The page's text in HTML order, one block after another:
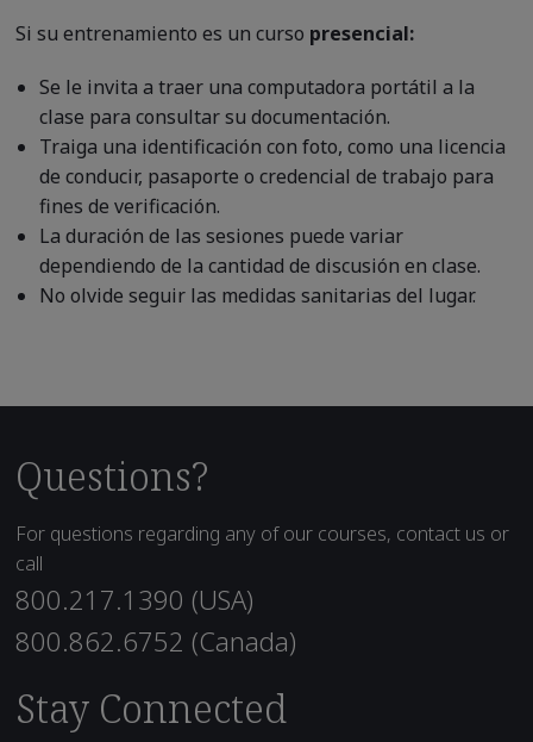
Si su entrenamiento es un curso presencial:
Se le invita a traer una computadora portátil a la
clase para consultar su documentación.
Traiga una identificación con foto, como una licencia
de conducir, pasaporte o credencial de trabajo para
fines de verificación.
La duración de las sesiones puede variar
dependiendo de la cantidad de discusión en clase.
No olvide seguir las medidas sanitarias del lugar.
Questions?
For questions regarding any of our courses, contact us or
call
800.217.1390 (USA)
800.862.6752 (Canada)
Stay Connected